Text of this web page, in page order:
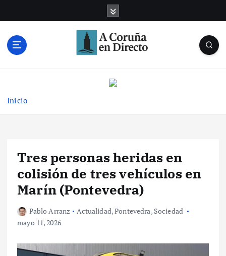
Inicio
Tres personas heridas en
colisión de tres vehículos en
Marín (Pontevedra)
Pablo Arranz Actualidad,Pontevedra, Sociedad
mayo 11, 2026